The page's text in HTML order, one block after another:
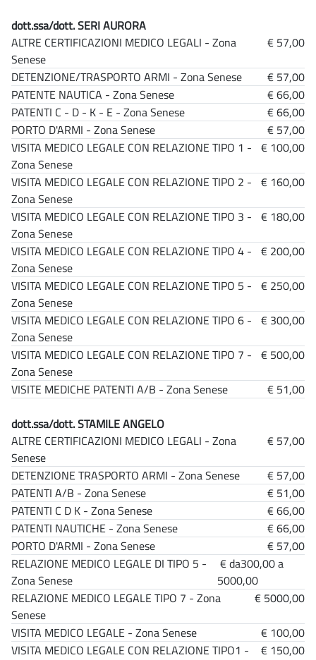
dott.ssa/dott. SERI AURORA
ALTRE CERTIFICAZIONI MEDICO LEGALI - Zona
Senese
€ 57,00
DETENZIONE/TRASPORTO ARMI - Zona Senese
€ 57,00
PATENTE NAUTICA - Zona Senese
€ 66,00
PATENTI C - D - K - E - Zona Senese
€ 66,00
PORTO D'ARMI - Zona Senese
€ 57,00
VISITA MEDICO LEGALE CON RELAZIONE TIPO 1 -
Zona Senese
€ 100,00
VISITA MEDICO LEGALE CON RELAZIONE TIPO 2 -
Zona Senese
€ 160,00
VISITA MEDICO LEGALE CON RELAZIONE TIPO 3 -
Zona Senese
€ 180,00
VISITA MEDICO LEGALE CON RELAZIONE TIPO 4 -
Zona Senese
€ 200,00
VISITA MEDICO LEGALE CON RELAZIONE TIPO 5 -
Zona Senese
€ 250,00
VISITA MEDICO LEGALE CON RELAZIONE TIPO 6 -
Zona Senese
€ 300,00
VISITA MEDICO LEGALE CON RELAZIONE TIPO 7 -
Zona Senese
€ 500,00
VISITE MEDICHE PATENTI A/B - Zona Senese € 51,00
dott.ssa/dott. STAMILE ANGELO
ALTRE CERTIFICAZIONI MEDICO LEGALI - Zona
Senese
€ 57,00
DETENZIONE TRASPORTO ARMI - Zona Senese
€ 57,00
PATENTI A/B - Zona Senese
€ 51,00
PATENTI C D K - Zona Senese
€ 66,00
PATENTI NAUTICHE - Zona Senese
€ 66,00
PORTO D'ARMI - Zona Senese
€ 57,00
RELAZIONE MEDICO LEGALE DI TIPO 5 -
Zona Senese
€ da300,00 a
5000,00
RELAZIONE MEDICO LEGALE TIPO 7 - Zona
Senese
€ 5000,00
VISITA MEDICO LEGALE - Zona Senese
€ 100,00
VISITA MEDICO LEGALE CON RELAZIONE TIPO1 -
€ 150,00